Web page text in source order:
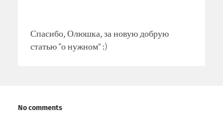
Спасибо, Олюшка, за новую добрую
статью “о нужном” :)
No comments